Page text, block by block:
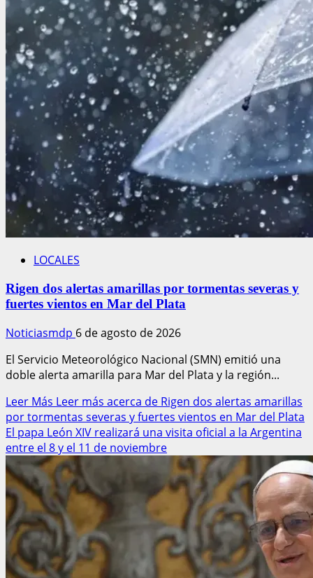
LOCALES
Rigen dos alertas amarillas por tormentas severas y
fuertes vientos en Mar del Plata
Noticiasmdp 6 de agosto de 2026
El Servicio Meteorológico Nacional (SMN) emitió una
doble alerta amarilla para Mar del Plata y la región...
Leer Más Leer más acerca de Rigen dos alertas amarillas
por tormentas severas y fuertes vientos en Mar del Plata
El papa León XIV realizará una visita oficial a la Argentina
entre el 8 y el 11 de noviembre